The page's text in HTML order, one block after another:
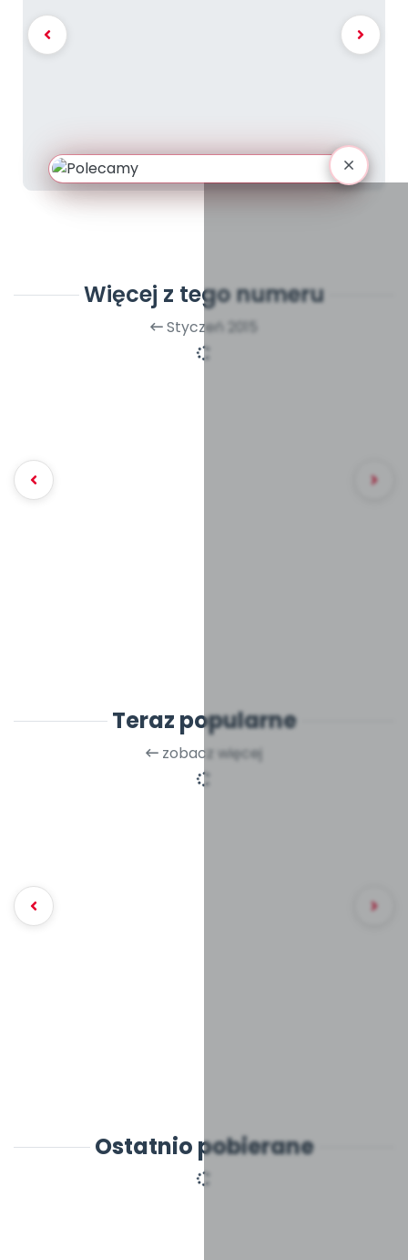
Więcej z tego numeru
Styczeń 2015
Teraz popularne
zobacz więcej
Ostatnio pobierane